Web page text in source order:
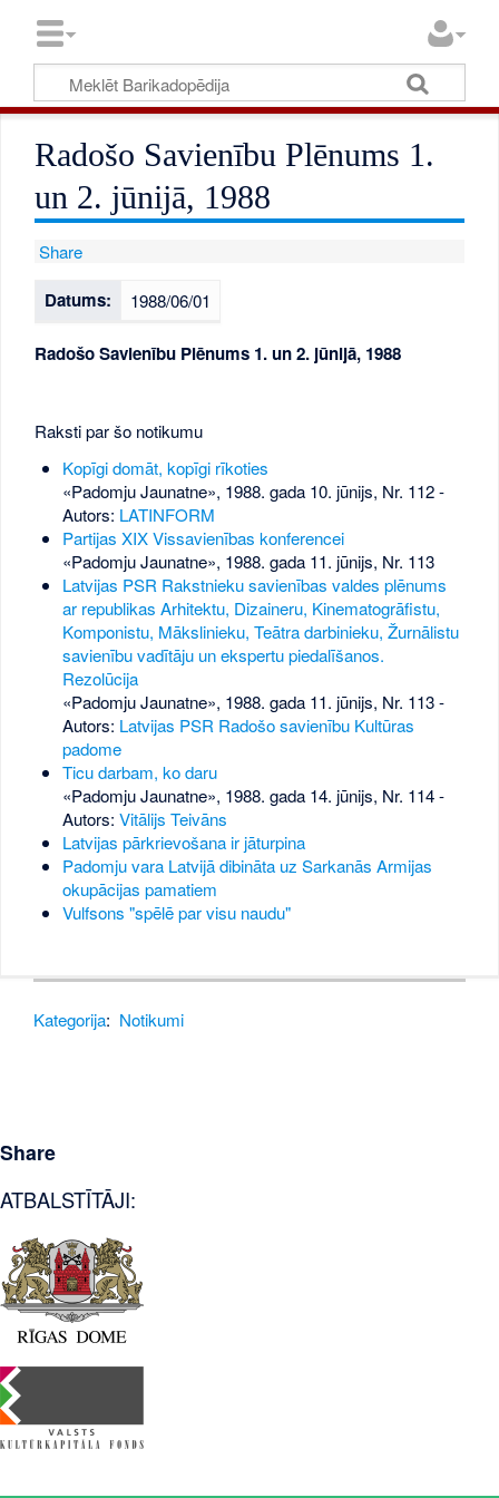
Radošo Savienību Plēnums 1.
un 2. jūnijā, 1988
Share
Datums: 1988/06/01
Radošo Savienību Plēnums 1. un 2. jūnijā, 1988
Raksti par šo notikumu
Kopīgi domāt, kopīgi rīkoties
«Padomju Jaunatne», 1988. gada 10. jūnijs, Nr. 112-
Autors: LATINFORM
Partijas XIX Vissavienības konferencei
«Padomju Jaunatne», 1988. gada 11. jūnijs, Nr. 113
Latvijas PSR Rakstnieku savienības valdes plēnums
ar republikas Arhitektu, Dizaineru, Kinematogrāfistu,
Komponistu, Mākslinieku, Teātra darbinieku, Žurnālistu
savienību vadītāju un ekspertu piedalīšanos.
Rezolūcija
«Padomju Jaunatne», 1988. gada 11. jūnijs, Nr. 113-
Autors: Latvijas PSR Radošo savienību Kultūras
padome
Ticu darbam, ko daru
«Padomju Jaunatne», 1988. gada 14. jūnijs, Nr. 114-
Autors: Vitālijs Teivāns
Latvijas pārkrievošana ir jāturpina
Padomju vara Latvijā dibināta uz Sarkanās Armijas
okupācijas pamatiem
Vulfsons "spēlē par visu naudu"
Kategorija: Notikumi
Share
ATBALSTĪTĀJI: